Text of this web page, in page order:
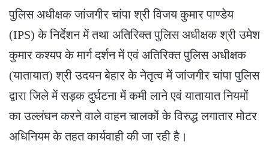
पुलिस अधीक्षक जांजगीर चांपा श्री विजय कुमार पाण्डेय
(IPS) के निर्देशन में तथा अतिरिक्त पुलिस अधीक्षक श्री उमेश
कुमार कश्यप के मार्ग दर्शन में एवं अतिरिक्त पुलिस अधीक्षक
(यातायात) श्री उदयन बेहार के नेतृत्व में जांजगीर चांपा पुलिस
द्वारा जिले में सड़क दुर्घटना में कमी लाने एवं यातायात नियमों
का उल्लंघन करने वाले वाहन चालकों के विरुद्ध लगातार मोटर
अधिनियम के तहत कार्यवाही की जा रही है।